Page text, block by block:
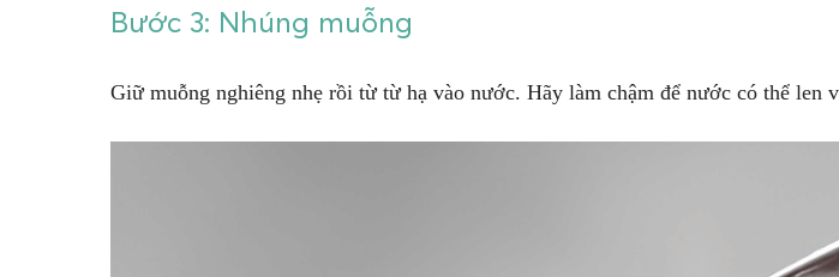
Bước 3: Nhúng muỗng
Giữ muỗng nghiêng nhẹ rồi từ từ hạ vào nước. Hãy làm chậm để nước có thể